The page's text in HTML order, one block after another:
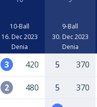
10-Ball
16. Dec 2023
Denia
9-Ball
30. Dec 2023
Denia
3 420 5 370
2 480 5 370